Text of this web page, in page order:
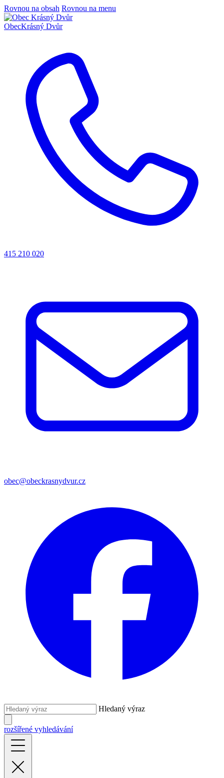
Rovnou na obsah Rovnou na menu
ObecKrásný Dvůr
415 210 020
obec@obeckrasnydvur.cz
Hledaný výraz
rozšířené vyhledávání